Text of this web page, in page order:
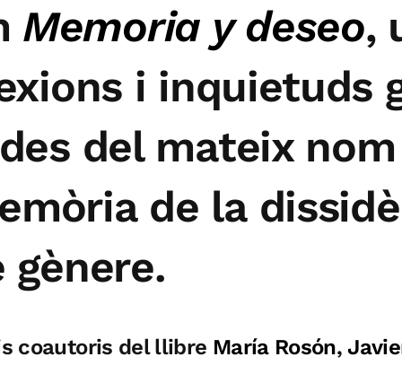
Memoria y deseo,
i inquietuds
del mateix
de la
gènere.
coautoris del llibre María Rosón,